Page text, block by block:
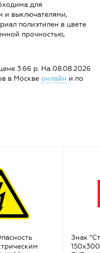
для
и выключателями,
полиэтилен в цвете
прочностью,
3.66 р. На 08.08.2026
в Москве онлайн и по
Знак